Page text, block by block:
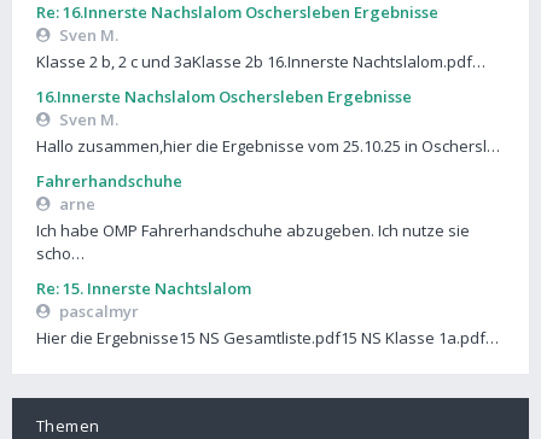
Re: 16.Innerste Nachslalom Oschersleben Ergebnisse
Sven M.
Klasse 2 b, 2 c und 3aKlasse 2b 16.Innerste Nachtslalom.pdf…
16.Innerste Nachslalom Oschersleben Ergebnisse
Sven M.
Hallo zusammen,hier die Ergebnisse vom 25.10.25 in Oschersl…
Fahrerhandschuhe
arne
Ich habe OMP Fahrerhandschuhe abzugeben. Ich nutze sie
scho…
Re: 15. Innerste Nachtslalom
pascalmyr
Hier die Ergebnisse15 NS Gesamtliste.pdf15 NS Klasse 1a.pdf…
Themen